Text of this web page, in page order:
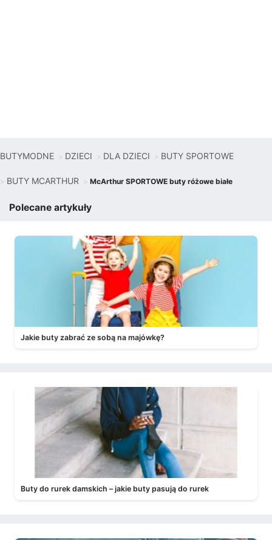
BUTYMODNE DZIECI DLA DZIECI BUTY SPORTOWE
BUTY MCARTHUR McArthur SPORTOWE buty różowe białe
Polecane artykuły
Jakie buty zabrać ze sobą na majówkę?
Buty do rurek damskich – jakie buty pasują do rurek